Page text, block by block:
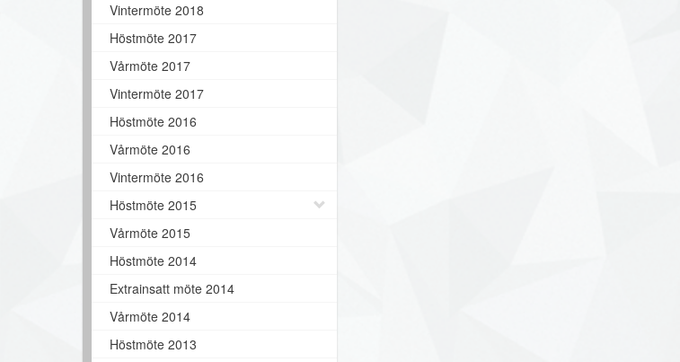
Vintermöte 2018
Höstmöte 2017
Vårmöte 2017
Vintermöte 2017
Höstmöte 2016
Vårmöte 2016
Vintermöte 2016
Höstmöte 2015
Vårmöte 2015
Höstmöte 2014
Extrainsatt möte 2014
Vårmöte 2014
Höstmöte 2013